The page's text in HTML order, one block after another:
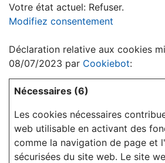
Votre état ​​actuel: Refuser.
Modifiez consentement
Déclaration relative aux cookies
08/07/2023 par Cookiebot:
Nécessaires (6)
Les cookies nécessaires
web utilisable en activant des
comme la navigation de page et
sécurisées du site web. Le site